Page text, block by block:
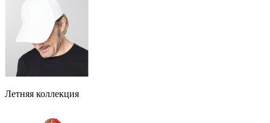
Летняя коллекция